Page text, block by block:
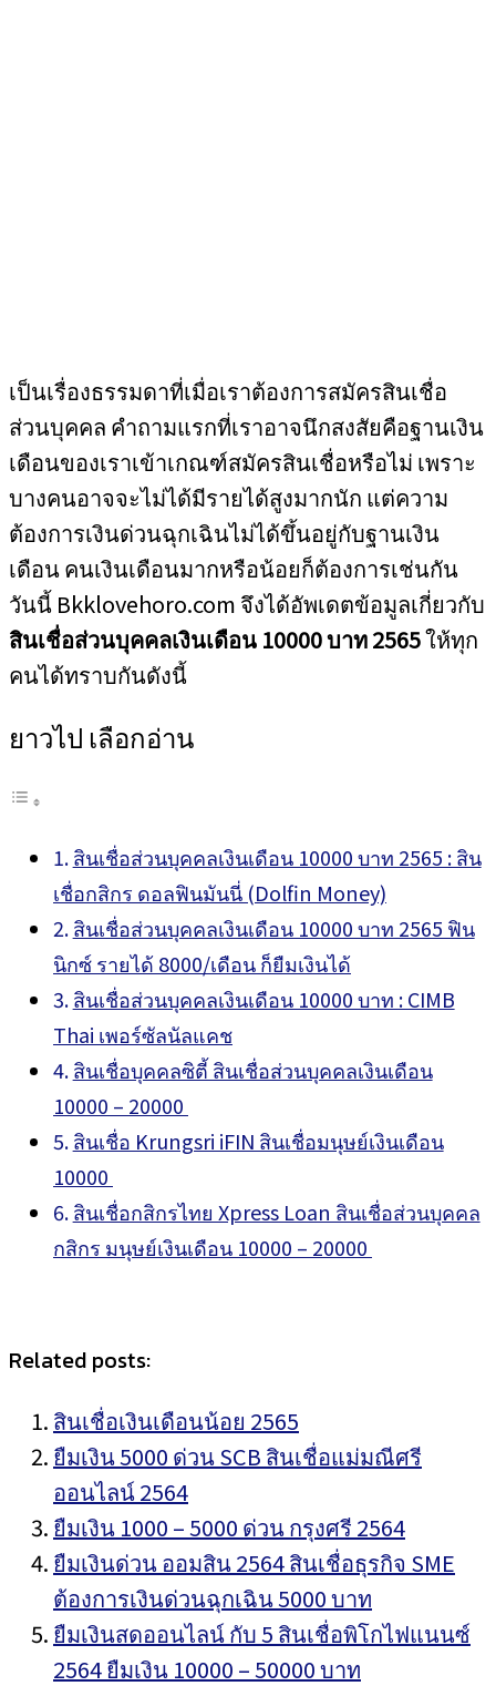
เป็นเรื่องธรรมดาที่เมื่อเราต้องการสมัครสินเชื่อ
ส่วนบุคคล คำถามแรกที่เราอาจนึกสงสัยคือฐานเงิน
เดือนของเราเข้าเกณฑ์สมัครสินเชื่อหรือไม่ เพราะ
บางคนอาจจะไม่ได้มีรายได้สูงมากนัก แต่ความ
ต้องการเงินด่วนฉุกเฉินไม่ได้ขึ้นอยู่กับฐานเงิน
เดือน คนเงินเดือนมากหรือน้อยก็ต้องการเช่นกัน
วันนี้ Bkklovehoro.com จึงได้อัพเดตข้อมูลเกี่ยวกับ
สินเชื่อส่วนบุคคลเงินเดือน 10000 บาท 2565ให้ทุก
คนได้ทราบกันดังนี้
ยาวไป เลือกอ่าน
สินเชื่อส่วนบุคคลเงินเดือน 10000 บาท 2565 : สิน
เชื่อกสิกร ดอลฟินมันนี่ (Dolfin Money)
สินเชื่อส่วนบุคคลเงินเดือน 10000 บาท 2565 ฟิน
นิกซ์ รายได้ 8000/เดือน ก็ยืมเงินได้
สินเชื่อส่วนบุคคลเงินเดือน 10000 บาท : CIMB
Thai เพอร์ซัลนัลแคช
สินเชื่อบุคคลซิตี้ สินเชื่อส่วนบุคคลเงินเดือน
10000 – 20000
สินเชื่อ Krungsri iFIN สินเชื่อมนุษย์เงินเดือน
10000
สินเชื่อกสิกรไทย Xpress Loan สินเชื่อส่วนบุคคล
กสิกร มนุษย์เงินเดือน 10000 – 20000
Related posts:
สินเชื่อเงินเดือนน้อย 2565
ยืมเงิน 5000 ด่วน SCB สินเชื่อแม่มณีศรี
ออนไลน์ 2564
ยืมเงิน 1000 – 5000 ด่วน กรุงศรี 2564
ยืมเงินด่วน ออมสิน 2564 สินเชื่อธุรกิจ SME
ต้องการเงินด่วนฉุกเฉิน 5000 บาท
ยืมเงินสดออนไลน์ กับ 5 สินเชื่อพิโกไฟแนนซ์
2564 ยืมเงิน 10000 – 50000 บาท